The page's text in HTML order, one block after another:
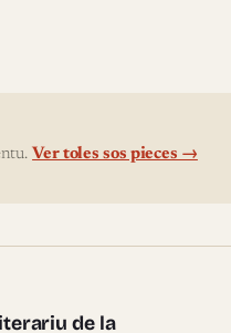
Ver toles sos pieces →
de la